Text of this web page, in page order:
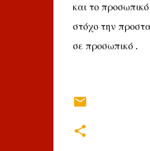
και το
στόχο την
σε προσωπικό .